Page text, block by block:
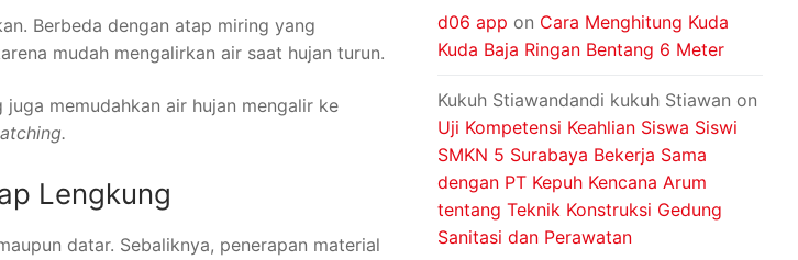
Berbeda dengan atap miring yang
mudah mengalirkan air saat hujan turun.
memudahkan air hujan mengalir ke
Lengkung
datar. Sebaliknya, penerapan material
d06 app on Cara Menghitung Kuda
Kuda Baja Ringan Bentang 6 Meter
Kukuh Stiawandandi kukuh Stiawan on
Uji Kompetensi Keahlian Siswa Siswi
SMKN 5 Surabaya Bekerja Sama
dengan PT Kepuh Kencana Arum
tentang Teknik Konstruksi Gedung
Sanitasi dan Perawatan